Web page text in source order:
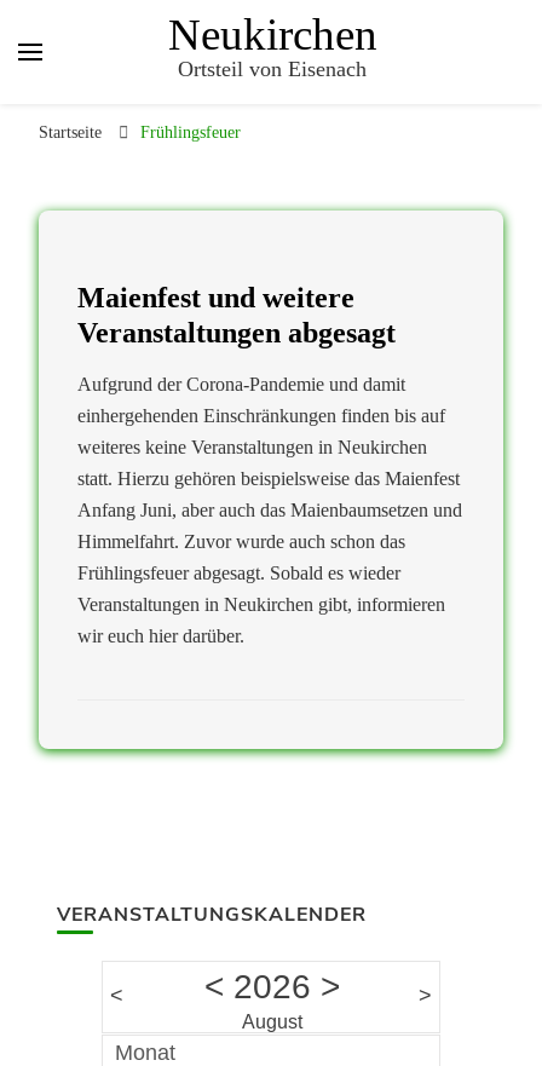
Neukirchen
Ortsteil von Eisenach
Startseite Frühlingsfeuer
Maienfest und weitere
Veranstaltungen abgesagt
Aufgrund der Corona-Pandemie und damit
einhergehenden Einschränkungen finden bis auf
weiteres keine Veranstaltungen in Neukirchen
statt. Hierzu gehören beispielsweise das Maienfest
Anfang Juni, aber auch das Maienbaumsetzen und
Himmelfahrt. Zuvor wurde auch schon das
Frühlingsfeuer abgesagt. Sobald es wieder
Veranstaltungen in Neukirchen gibt, informieren
wir euch hier darüber.
VERANSTALTUNGSKALENDER
< < 2026 >
August
>
Monat